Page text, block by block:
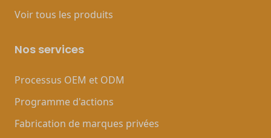
Voir tous les produits
Nos services
Processus OEM et ODM
Programme d'actions
Fabrication de marques privées